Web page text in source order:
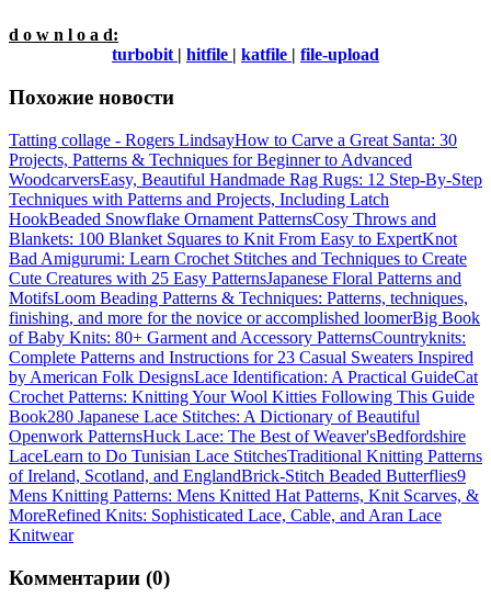
d o w n l o a d:
turbobit | hitfile | katfile | file-upload
Похожие новости
Tatting collage - Rogers LindsayHow to Carve a Great Santa: 30
Projects, Patterns & Techniques for Beginner to Advanced
WoodcarversEasy, Beautiful Handmade Rag Rugs: 12 Step-By-Step
Techniques with Patterns and Projects, Including Latch
HookBeaded Snowflake Ornament PatternsCosy Throws and
Blankets: 100 Blanket Squares to Knit From Easy to ExpertKnot
Bad Amigurumi: Learn Crochet Stitches and Techniques to Create
Cute Creatures with 25 Easy PatternsJapanese Floral Patterns and
MotifsLoom Beading Patterns & Techniques: Patterns, techniques,
finishing, and more for the novice or accomplished loomerBig Book
of Baby Knits: 80+ Garment and Accessory PatternsCountryknits:
Complete Patterns and Instructions for 23 Casual Sweaters Inspired
by American Folk DesignsLace Identification: A Practical GuideCat
Crochet Patterns: Knitting Your Wool Kitties Following This Guide
Book280 Japanese Lace Stitches: A Dictionary of Beautiful
Openwork PatternsHuck Lace: The Best of Weaver'sBedfordshire
LaceLearn to Do Tunisian Lace StitchesTraditional Knitting Patterns
of Ireland, Scotland, and EnglandBrick-Stitch Beaded Butterflies9
Mens Knitting Patterns: Mens Knitted Hat Patterns, Knit Scarves, &
MoreRefined Knits: Sophisticated Lace, Cable, and Aran Lace
Knitwear
Комментарии (0)